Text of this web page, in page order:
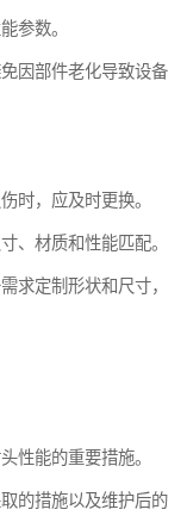
参数。
因部件老化导致设备
时，应及时更换。
、材质和性能匹配。
求定制形状和尺寸，
性能的重要措施。
的措施以及维护后的